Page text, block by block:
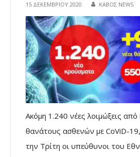
15 ΔΕΚΕΜΒΡΊΟΥ 2020 ΚΑΒΟΣ NEWS
Ακόμη 1.240 νέες λοιμώξεις
θανάτους ασθενών με CoViD-
την Τρίτη οι υπεύθυνοι του